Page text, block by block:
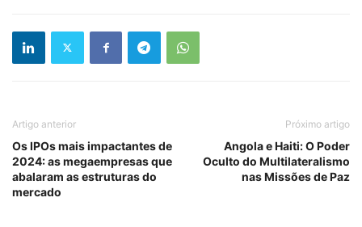
Artigo anterior
Os IPOs mais impactantes de
2024: as megaempresas que
abalaram as estruturas do
mercado
Próximo artigo
Angola e Haiti: O Poder
Oculto do Multilateralismo
nas Missões de Paz